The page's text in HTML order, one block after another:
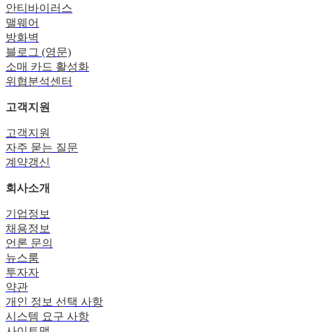
안티바이러스
맬웨어
방화벽
블로그 (영문)
소매 카드 활성화
위협분석센터
고객지원
고객지원
자주 묻는 질문
계약갱신
회사소개
기업정보
채용정보
언론 문의
뉴스룸
투자자
약관
개인 정보 선택 사항
시스템 요구 사항